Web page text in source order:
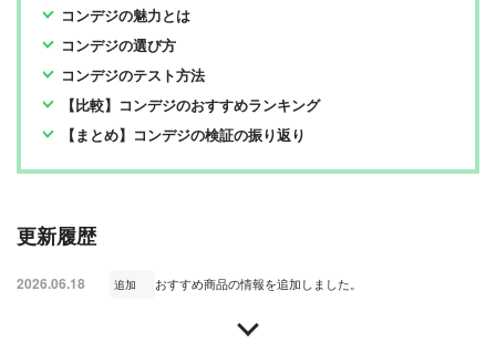
コンデジの魅力とは
コンデジの選び方
コンデジのテスト方法
【比較】コンデジのおすすめランキング
【まとめ】コンデジの検証の振り返り
更新履歴
2026.06.18 追加 おすすめ商品の情報を追加しました。